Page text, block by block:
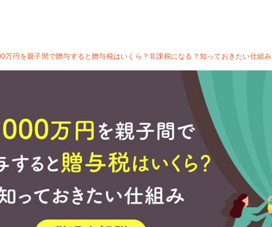
万円を親子間で贈与すると贈与税はいくら？非課税になる？知っておきたい仕組み